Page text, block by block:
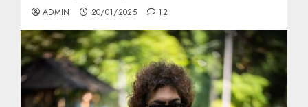
ADMIN 20/01/2025 12